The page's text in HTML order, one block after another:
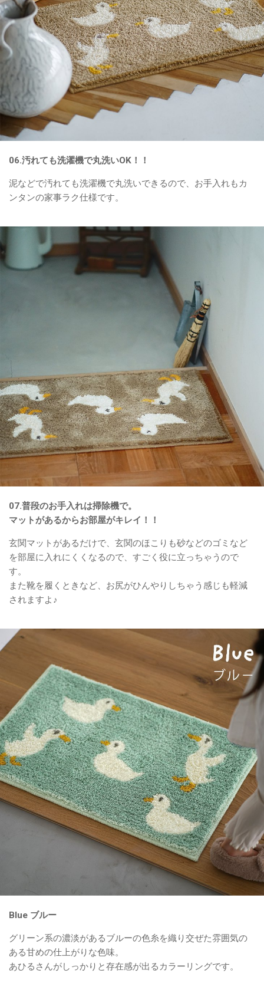
06.汚れても洗濯機で丸洗いOK！！
泥などで汚れても洗濯機で丸洗いできるので、お手入れもカ
ンタンの家事ラク仕様です。
07.普段のお手入れは掃除機で。
マットがあるからお部屋がキレイ！！
玄関マットがあるだけで、玄関のほこりも砂などのゴミなど
を部屋に入れにくくなるので、すごく役に立っちゃうので
す。
また靴を履くときなど、お尻がひんやりしちゃう感じも軽減
されますよ♪
Blue ブルー
グリーン系の濃淡があるブルーの色糸を織り交ぜた雰囲気の
ある甘めの仕上がりな色味。
あひるさんがしっかりと存在感が出るカラーリングです。